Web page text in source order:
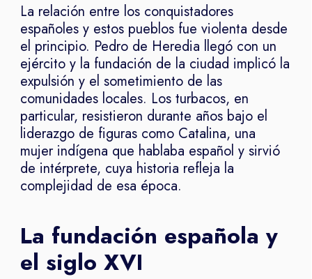
La relación entre los conquistadores
españoles y estos pueblos fue violenta desde
el principio. Pedro de Heredia llegó con un
ejército y la fundación de la ciudad implicó la
expulsión y el sometimiento de las
comunidades locales. Los turbacos, en
particular, resistieron durante años bajo el
liderazgo de figuras como Catalina, una
mujer indígena que hablaba español y sirvió
de intérprete, cuya historia refleja la
complejidad de esa época.
La fundación española y
el siglo XVI